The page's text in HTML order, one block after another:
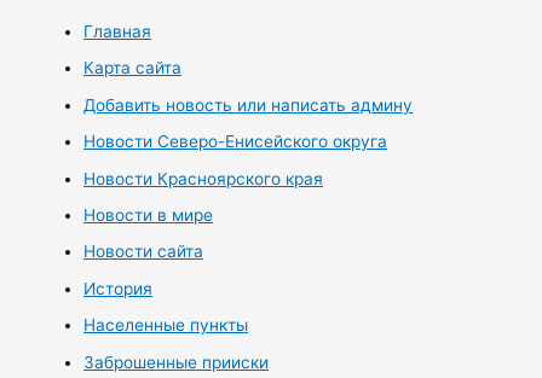
Главная
Карта сайта
Добавить новость или написать админу
Новости Северо-Енисейского округа
Новости Красноярского края
Новости в мире
Новости сайта
История
Населенные пункты
Заброшенные прииски